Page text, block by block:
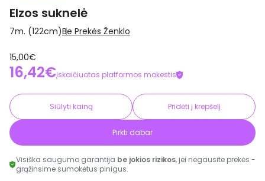
Elzos suknelė
7m. (122cm)Be Prekės Ženklo
15,00€
16,42€įskaičiuotas platformos mokestis
Siūlyti kainą Pridėti į krepšelį
Pirkti dabar
Visiška saugumo garantija be jokios rizikos, jei negausite prekės -
grąžinsime sumokėtus pinigus.